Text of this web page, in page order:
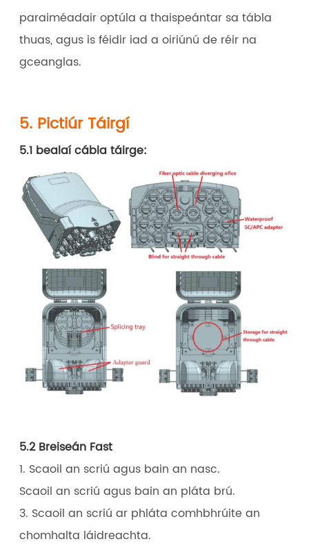
paraiméadair optúla a thaispeántar sa tábla
thuas, agus is féidir iad a oiriúnú de réir na
gceanglas.
5. Pictiúr Táirgí
5.1 bealaí cábla táirge:
5.2 Breiseán Fast
1. Scaoil an scriú agus bain an nasc.
Scaoil an scriú agus bain an pláta brú.
3. Scaoil an scriú ar phláta comhbhrúite an
chomhalta láidreachta.